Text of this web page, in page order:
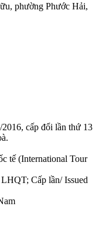
phường Phước Hải,
cấp đổi lần thứ 13
tế (International Tour
Cấp lần/ Issued